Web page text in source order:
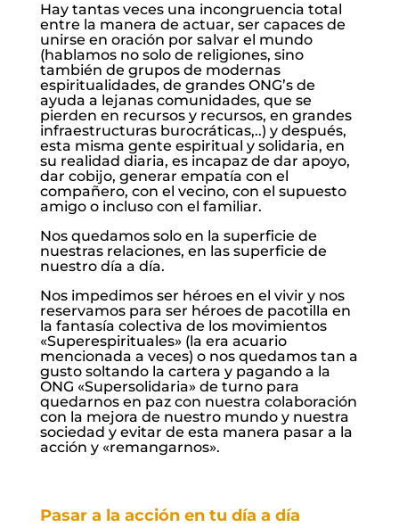
Hay tantas veces una incongruencia total
entre la manera de actuar, ser capaces de
unirse en oración por salvar el mundo
(hablamos no solo de religiones, sino
también de grupos de modernas
espiritualidades, de grandes ONG’s de
ayuda a lejanas comunidades, que se
pierden en recursos y recursos, en grandes
infraestructuras burocráticas,..) y después,
esta misma gente espiritual y solidaria, en
su realidad diaria, es incapaz de dar apoyo,
dar cobijo, generar empatía con el
compañero, con el vecino, con el supuesto
amigo o incluso con el familiar.
Nos quedamos solo en la superficie de
nuestras relaciones, en las superficie de
nuestro día a día.
Nos impedimos ser héroes en el vivir y nos
reservamos para ser héroes de pacotilla en
la fantasía colectiva de los movimientos
«Superespirituales» (la era acuario
mencionada a veces) o nos quedamos tan a
gusto soltando la cartera y pagando a la
ONG «Supersolidaria» de turno para
quedarnos en paz con nuestra colaboración
con la mejora de nuestro mundo y nuestra
sociedad y evitar de esta manera pasar a la
acción y «remangarnos».
Pasar a la acción en tu día a día